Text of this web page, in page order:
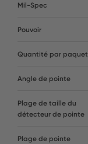
Mil-Spec
Pouvoir
Quantité par paquet
Angle de pointe
Plage de taille du
détecteur de pointe
Plage de pointe